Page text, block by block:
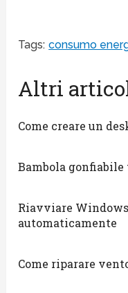
Tags: consumo
Altri
Come creare un
Bambola
Riavviare
automaticamente
Come riparare